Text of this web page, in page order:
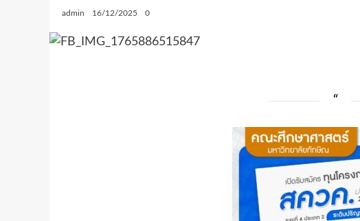
admin 16/12/2025 0